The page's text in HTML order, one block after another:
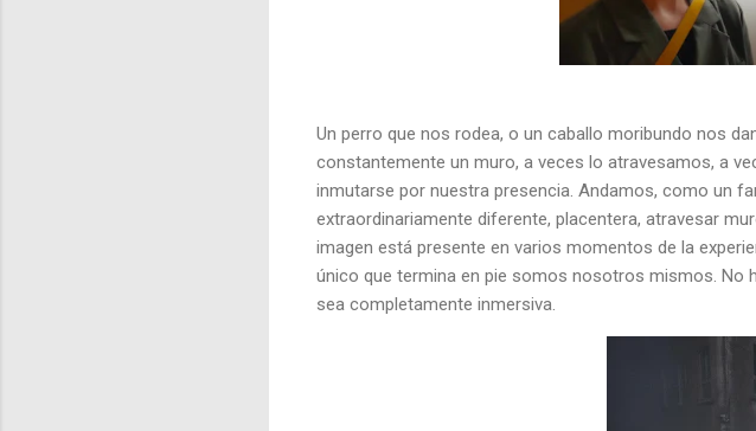
Un perro que nos rodea, o un caballo moribundo nos
constantemente un muro, a veces lo atravesamos, a
inmutarse por nuestra presencia. Andamos, como un
extraordinariamente diferente, placentera, atravesar
imagen está presente en varios momentos de la
único que termina en pie somos nosotros mismos. No
sea completamente inmersiva.